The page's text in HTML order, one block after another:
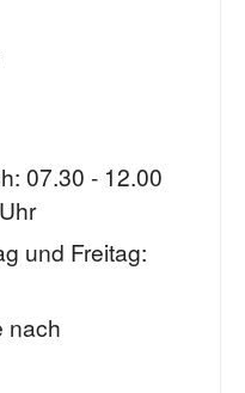
07.30 - 12.00
und Freitag:
nach